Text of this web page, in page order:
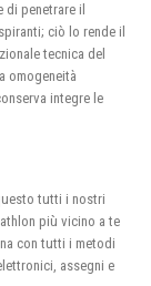
penetrare il
ciò lo rende il
tecnica del
omogeneità
integre le
tutti i nostri
più vicino a te
con tutti i metodi
assegni e